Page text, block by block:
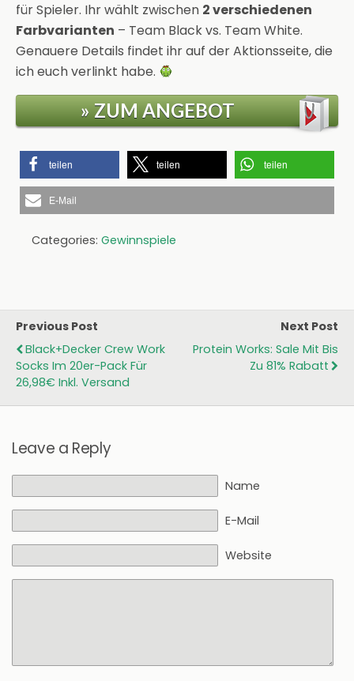
für Spieler. Ihr wählt zwischen 2 verschiedenen
Farbvarianten – Team Black vs. Team White.
Genauere Details findet ihr auf der Aktionsseite, die
ich euch verlinkt habe.
» ZUM ANGEBOT
teilen teilen teilen
E-Mail
Categories: Gewinnspiele
Previous Post
Black+Decker Crew Work
Socks Im 20er-Pack Für
26,98€ Inkl. Versand
Next Post
Protein Works: Sale Mit Bis
Zu 81% Rabatt
Leave a Reply
Name
E-Mail
Website